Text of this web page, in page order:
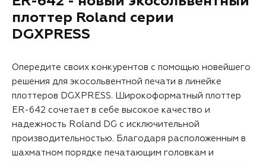
плоттер Roland серии
DGXPRESS
Опередите своих конкурентов с помощью новейшего
решения для экосольвентной печати в линейке
плоттеров DGXPRESS. Широкоформатный плоттер
ER-642 сочетает в себе высокое качество и
надежность Roland DG с исключительной
производительностью. Благодаря расположенным в
шахматном порядке печатающим головкам и